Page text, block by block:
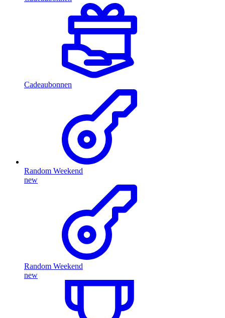
Cadeaubonnen
Random Weekend
new
Random Weekend
new